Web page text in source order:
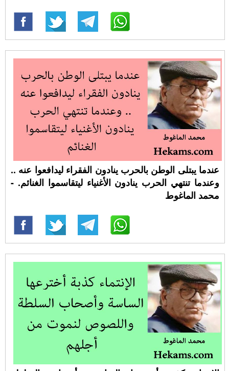
عندما يبتلى الوطن بالحرب ينادون الفقراء ليدافعوا عنه ..
وعندما تنتهي الحرب ينادون الأغنياء ليتقاسموا الغنائم. -
محمد الماغوط